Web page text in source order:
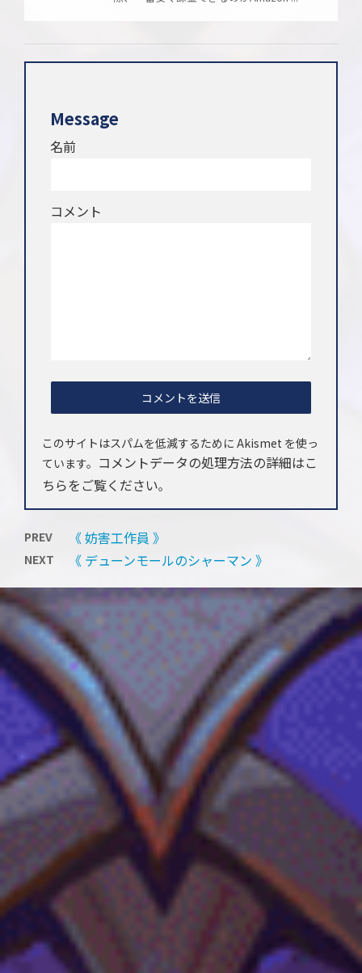
Message
名前
コメント
このサイトはスパムを低減するために Akismet を使っ
ています。 コメントデータの処理方法の詳細はこ
ちらをご覧ください。
PREV 《 妨害工作員 》
NEXT 《 デューンモールのシャーマン 》